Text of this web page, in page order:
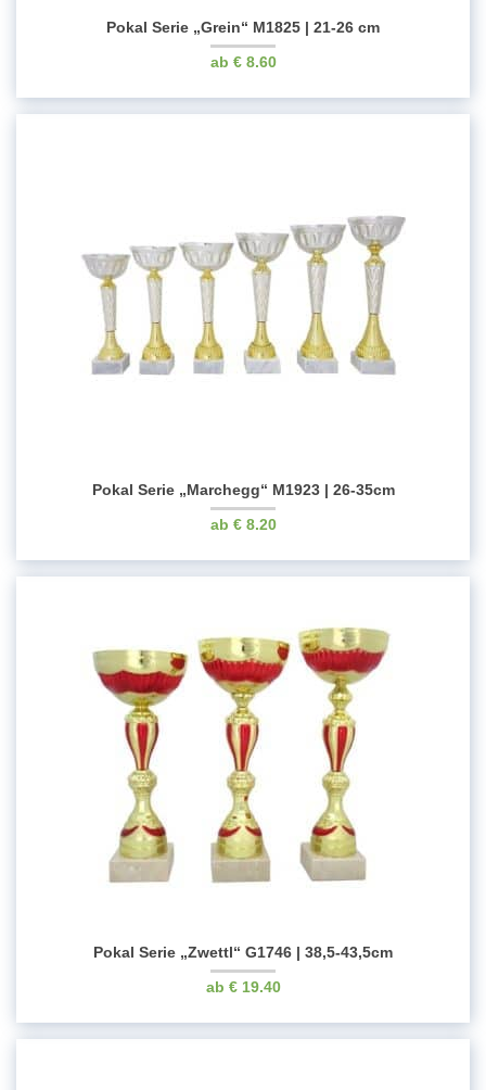
Pokal Serie „Grein“ M1825 | 21-26 cm
€8.60
Pokal Serie „Marchegg“ M1923 | 26-35cm
€8.20
Pokal Serie „Zwettl“ G1746 | 38,5-43,5cm
€19.40